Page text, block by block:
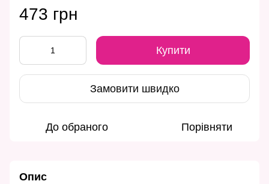
473 грн
Купити
Замовити швидко
До обраного Порівняти
Опис